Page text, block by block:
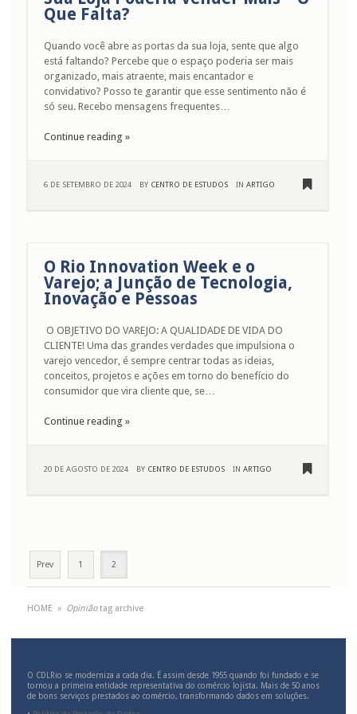
Que Falta?
Quando você abre as portas da sua loja, sente que algo
está faltando? Percebe que o espaço poderia ser mais
organizado, mais atraente, mais encantador e
convidativo? Posso te garantir que esse sentimento não é
só seu. Recebo mensagens frequentes…
Continue reading »
6 DE SETEMBRO DE 2024 BY CENTRO DE ESTUDOS IN ARTIGO
O Rio Innovation Week e o
Varejo; a Junção de Tecnologia,
Inovação e Pessoas
O OBJETIVO DO VAREJO: A QUALIDADE DE VIDA DO
CLIENTE! Uma das grandes verdades que impulsiona o
varejo vencedor, é sempre centrar todas as ideias,
conceitos, projetos e ações em torno do benefício do
consumidor que vira cliente que, se…
Continue reading »
20 DE AGOSTO DE 2024 BY CENTRO DE ESTUDOS IN ARTIGO
Prev 1 2
HOME » Opiniãotag archive
O CDLRio se moderniza a cada dia. É assim desde 1955 quando foi fundado e se
tornou a primeira entidade representativa do comércio lojista. Mais de 50 anos
de bons serviços prestados ao comércio, transformando dados em soluções.